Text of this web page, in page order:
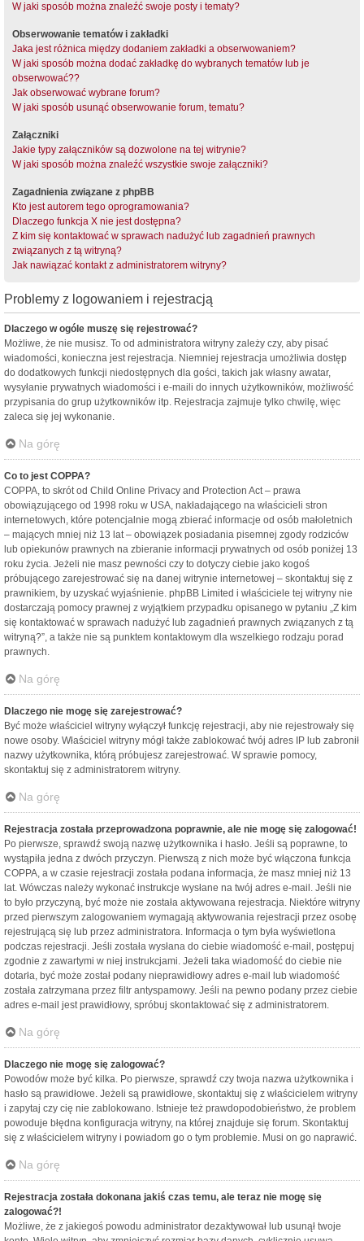
W jaki sposób można znaleźć swoje posty i tematy?
Obserwowanie tematów i zakładki
Jaka jest różnica między dodaniem zakładki a obserwowaniem?
W jaki sposób można dodać zakładkę do wybranych tematów lub je
obserwować??
Jak obserwować wybrane forum?
W jaki sposób usunąć obserwowanie forum, tematu?
Załączniki
Jakie typy załączników są dozwolone na tej witrynie?
W jaki sposób można znaleźć wszystkie swoje załączniki?
Zagadnienia związane z phpBB
Kto jest autorem tego oprogramowania?
Dlaczego funkcja X nie jest dostępna?
Z kim się kontaktować w sprawach nadużyć lub zagadnień prawnych
związanych z tą witryną?
Jak nawiązać kontakt z administratorem witryny?
Problemy z logowaniem i rejestracją
Dlaczego w ogóle muszę się rejestrować?
Możliwe, że nie musisz. To od administratora witryny zależy czy, aby pisać
wiadomości, konieczna jest rejestracja. Niemniej rejestracja umożliwia dostęp
do dodatkowych funkcji niedostępnych dla gości, takich jak własny awatar,
wysyłanie prywatnych wiadomości i e-maili do innych użytkowników, możliwość
przypisania do grup użytkowników itp. Rejestracja zajmuje tylko chwilę, więc
zaleca się jej wykonanie.
Na górę
Co to jest COPPA?
COPPA, to skrót od Child Online Privacy and Protection Act – prawa
obowiązującego od 1998 roku w USA, nakładającego na właścicieli stron
internetowych, które potencjalnie mogą zbierać informacje od osób małoletnich
– mających mniej niż 13 lat – obowiązek posiadania pisemnej zgody rodziców
lub opiekunów prawnych na zbieranie informacji prywatnych od osób poniżej 13
roku życia. Jeżeli nie masz pewności czy to dotyczy ciebie jako kogoś
próbującego zarejestrować się na danej witrynie internetowej – skontaktuj się z
prawnikiem, by uzyskać wyjaśnienie. phpBB Limited i właściciele tej witryny nie
dostarczają pomocy prawnej z wyjątkiem przypadku opisanego w pytaniu „Z kim
się kontaktować w sprawach nadużyć lub zagadnień prawnych związanych z tą
witryną?”, a także nie są punktem kontaktowym dla wszelkiego rodzaju porad
prawnych.
Na górę
Dlaczego nie mogę się zarejestrować?
Być może właściciel witryny wyłączył funkcję rejestracji, aby nie rejestrowały się
nowe osoby. Właściciel witryny mógł także zablokować twój adres IP lub zabronił
nazwy użytkownika, którą próbujesz zarejestrować. W sprawie pomocy,
skontaktuj się z administratorem witryny.
Na górę
Rejestracja została przeprowadzona poprawnie, ale nie mogę się zalogować!
Po pierwsze, sprawdź swoją nazwę użytkownika i hasło. Jeśli są poprawne, to
wystąpiła jedna z dwóch przyczyn. Pierwszą z nich może być włączona funkcja
COPPA, a w czasie rejestracji została podana informacja, że masz mniej niż 13
lat. Wówczas należy wykonać instrukcje wysłane na twój adres e-mail. Jeśli nie
to było przyczyną, być może nie została aktywowana rejestracja. Niektóre witryny
przed pierwszym zalogowaniem wymagają aktywowania rejestracji przez osobę
rejestrującą się lub przez administratora. Informacja o tym była wyświetlona
podczas rejestracji. Jeśli została wysłana do ciebie wiadomość e-mail, postępuj
zgodnie z zawartymi w niej instrukcjami. Jeżeli taka wiadomość do ciebie nie
dotarła, być może został podany nieprawidłowy adres e-mail lub wiadomość
została zatrzymana przez filtr antyspamowy. Jeśli na pewno podany przez ciebie
adres e-mail jest prawidłowy, spróbuj skontaktować się z administratorem.
Na górę
Dlaczego nie mogę się zalogować?
Powodów może być kilka. Po pierwsze, sprawdź czy twoja nazwa użytkownika i
hasło są prawidłowe. Jeżeli są prawidłowe, skontaktuj się z właścicielem witryny
i zapytaj czy cię nie zablokowano. Istnieje też prawdopodobieństwo, że problem
powoduje błędna konfiguracja witryny, na której znajduje się forum. Skontaktuj
się z właścicielem witryny i powiadom go o tym problemie. Musi on go naprawić.
Na górę
Rejestracja została dokonana jakiś czas temu, ale teraz nie mogę się
zalogować?!
Możliwe, że z jakiegoś powodu administrator dezaktywował lub usunął twoje